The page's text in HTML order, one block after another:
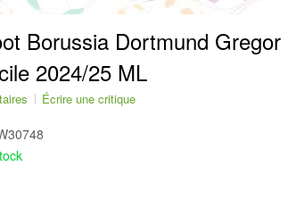
Borussia Dortmund
2024/25 ML
Écrire une critique